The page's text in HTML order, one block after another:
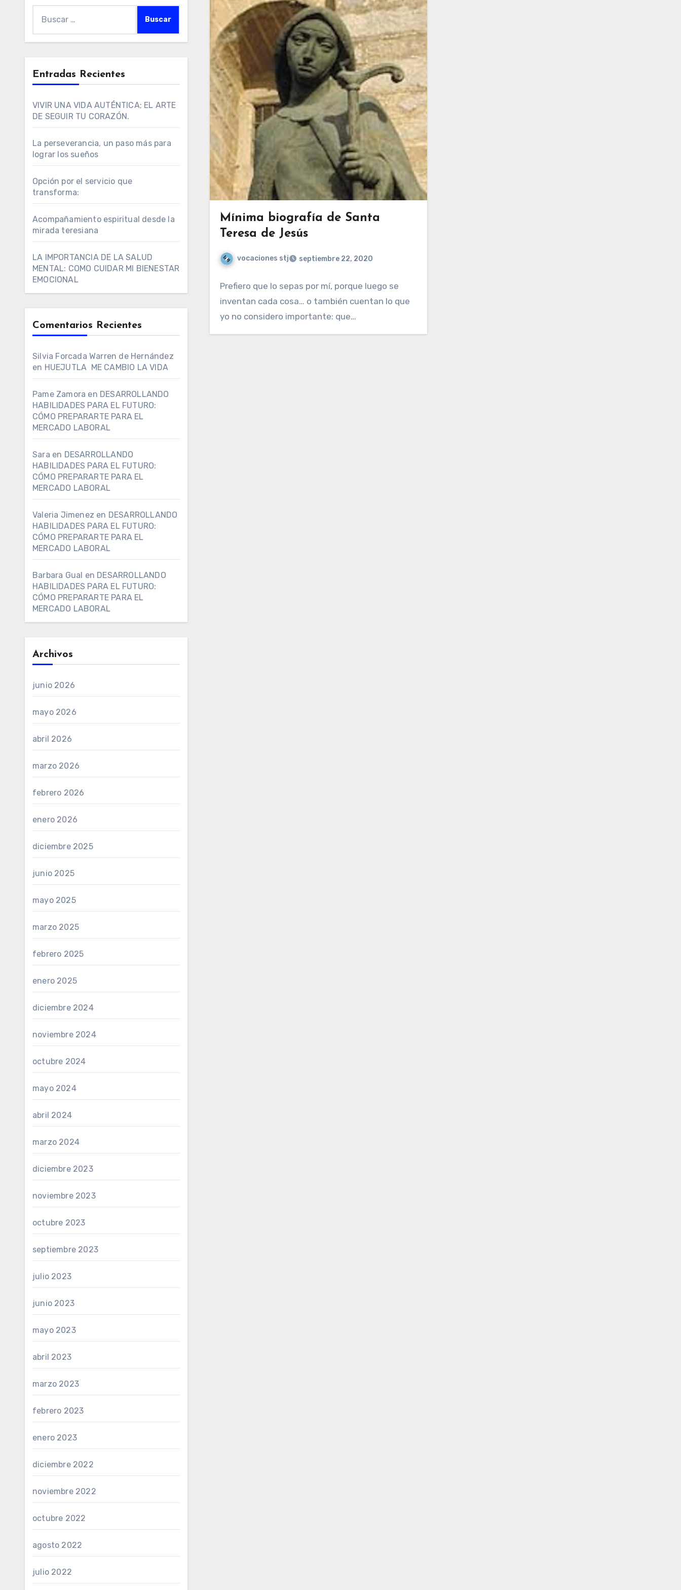
Entradas Recientes
VIVIR UNA VIDA AUTÉNTICA; EL ARTE
DE SEGUIR TU CORAZÓN.
La perseverancia, un paso más para
lograr los sueños
Opción por el servicio que
transforma:
Acompañamiento espiritual desde la
mirada teresiana
LA IMPORTANCIA DE LA SALUD
MENTAL: COMO CUIDAR MI BIENESTAR
EMOCIONAL
Comentarios Recientes
Silvia Forcada Warren de Hernández
en HUEJUTLA ME CAMBIO LA VIDA
Pame Zamora en DESARROLLANDO
HABILIDADES PARA EL FUTURO:
CÓMO PREPARARTE PARA EL
MERCADO LABORAL
Sara en DESARROLLANDO
HABILIDADES PARA EL FUTURO:
CÓMO PREPARARTE PARA EL
MERCADO LABORAL
Valeria Jimenez en DESARROLLANDO
HABILIDADES PARA EL FUTURO:
CÓMO PREPARARTE PARA EL
MERCADO LABORAL
Barbara Gual en DESARROLLANDO
HABILIDADES PARA EL FUTURO:
CÓMO PREPARARTE PARA EL
MERCADO LABORAL
Archivos
junio 2026
mayo 2026
abril 2026
marzo 2026
febrero 2026
enero 2026
diciembre 2025
junio 2025
mayo 2025
marzo 2025
febrero 2025
enero 2025
diciembre 2024
noviembre 2024
octubre 2024
mayo 2024
abril 2024
marzo 2024
diciembre 2023
noviembre 2023
octubre 2023
septiembre 2023
julio 2023
junio 2023
mayo 2023
abril 2023
marzo 2023
febrero 2023
enero 2023
diciembre 2022
noviembre 2022
octubre 2022
agosto 2022
julio 2022
Mínima biografía de Santa
Teresa de Jesús
vocaciones stj septiembre 22, 2020
Prefiero que lo sepas por mí, porque luego se
inventan cada cosa… o también cuentan lo que
yo no considero importante: que…